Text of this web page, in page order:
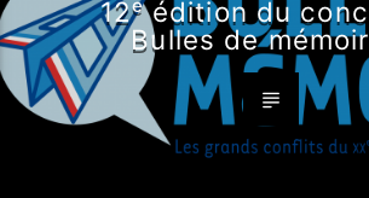
12ᵉ édition du
Bulles de